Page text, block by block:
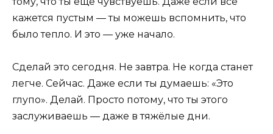
кажется пустым — ты можешь вспомнить, что
было тепло. И это — уже начало.
Сделай это сегодня. Не завтра. Не когда станет
легче. Сейчас. Даже если ты думаешь: «Это
глупо». Делай. Просто потому, что ты этого
заслуживаешь — даже в тяжёлые дни.